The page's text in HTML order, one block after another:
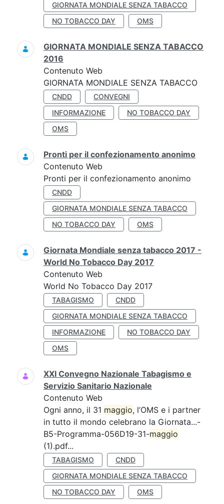
GIORNATA MONDIALE SENZA TABACCO
NO TOBACCO DAY
OMS
GIORNATA MONDIALE SENZA TABACCO
2016
Contenuto Web
GIORNATA MONDIALE SENZA TABACCO
CNDD
CONVEGNI
INFORMAZIONE
NO TOBACCO DAY
OMS
Pronti per il confezionamento anonimo
Contenuto Web
Pronti per il confezionamento anonimo
CNDD
GIORNATA MONDIALE SENZA TABACCO
NO TOBACCO DAY
OMS
Giornata Mondiale senza tabacco 2017 -
World No Tobacco Day 2017
Contenuto Web
World No Tobacco Day 2017
TABAGISMO
CNDD
GIORNATA MONDIALE SENZA TABACCO
INFORMAZIONE
NO TOBACCO DAY
OMS
XXI Convegno Nazionale Tabagismo e
Servizio Sanitario Nazionale
Contenuto Web
Ogni anno, il 31 maggio, l’OMS e i partner
in tutto il mondo celebrano la Giornata...-
B5-Programma-056D19-31-maggio
(1).pdf...
TABAGISMO
CNDD
GIORNATA MONDIALE SENZA TABACCO
NO TOBACCO DAY
OMS